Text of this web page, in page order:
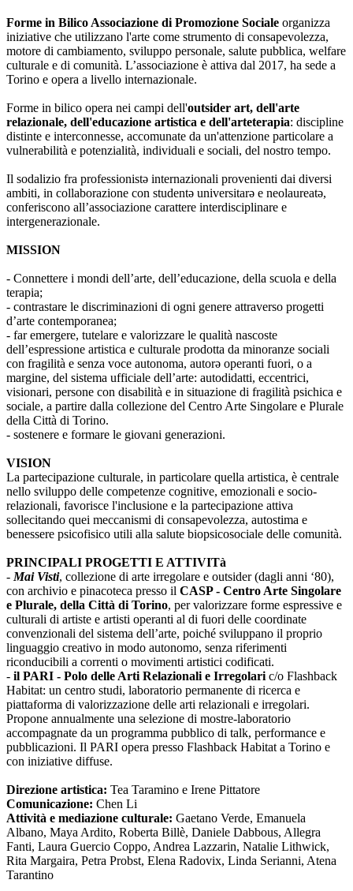
Forme in Bilico Associazione di Promozione Sociale organizza
iniziative che utilizzano l'arte come strumento di consapevolezza,
motore di cambiamento, sviluppo personale, salute pubblica, welfare
culturale e di comunità. L’associazione è attiva dal 2017, ha sede a
Torino e opera a livello internazionale.
Forme in bilico opera nei campi dell'outsider art, dell'arte
relazionale, dell'educazione artistica e dell'arteterapia: discipline
distinte e interconnesse, accomunate da un'attenzione particolare a
vulnerabilità e potenzialità, individuali e sociali, del nostro tempo.
Il sodalizio fra professionistə internazionali provenienti dai diversi
ambiti, in collaborazione con studentə universitarə e neolaureatə,
conferiscono all’associazione carattere interdisciplinare e
intergenerazionale.
MISSION
- Connettere i mondi dell’arte, dell’educazione, della scuola e della
terapia;
- contrastare le discriminazioni di ogni genere attraverso progetti
d’arte contemporanea;
- far emergere, tutelare e valorizzare le qualità nascoste
dell’espressione artistica e culturale prodotta da minoranze sociali
con fragilità e senza voce autonoma, autorə operanti fuori, o a
margine, del sistema ufficiale dell’arte: autodidatti, eccentrici,
visionari, persone con disabilità e in situazione di fragilità psichica e
sociale, a partire dalla collezione del Centro Arte Singolare e Plurale
della Città di Torino.
- sostenere e formare le giovani generazioni.
VISION
La partecipazione culturale, in particolare quella artistica, è centrale
nello sviluppo delle competenze cognitive, emozionali e socio-
relazionali, favorisce l'inclusione e la partecipazione attiva
sollecitando quei meccanismi di consapevolezza, autostima e
benessere psicofisico utili alla salute biopsicosociale delle comunità.
PRINCIPALI PROGETTI E ATTIVITà
- Mai Visti, collezione di arte irregolare e outsider (dagli anni ‘80),
con archivio e pinacoteca presso il CASP - Centro Arte Singolare
e Plurale, della Città di Torino, per valorizzare forme espressive e
culturali di artiste e artisti operanti al di fuori delle coordinate
convenzionali del sistema dell’arte, poiché sviluppano il proprio
linguaggio creativo in modo autonomo, senza riferimenti
riconducibili a correnti o movimenti artistici codificati.
- il PARI - Polo delle Arti Relazionali e Irregolari c/o Flashback
Habitat: un centro studi, laboratorio permanente di ricerca e
piattaforma di valorizzazione delle arti relazionali e irregolari.
Propone annualmente una selezione di mostre-laboratorio
accompagnate da un programma pubblico di talk, performance e
pubblicazioni. Il PARI opera presso Flashback Habitat a Torino e
con iniziative diffuse.
Direzione artistica: Tea Taramino e Irene Pittatore
Comunicazione: Chen Li
Attività e mediazione culturale: Gaetano Verde, Emanuela
Albano, Maya Ardito, Roberta Billè, Daniele Dabbous, Allegra
Fanti, Laura Guercio Coppo, Andrea Lazzarin, Natalie Lithwick,
Rita Margaira, Petra Probst, Elena Radovix, Linda Serianni, Atena
Tarantino